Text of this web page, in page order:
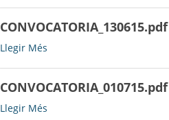
CONVOCATORIA_130615.pdf
CONVOCATORIA_130615.pdf
Llegir Més
CONVOCATORIA_010715.pdf
CONVOCATORIA_010715.pdf
Llegir Més